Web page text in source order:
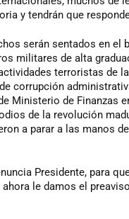
y tendrán que
serán sentados en
militares de alta
terroristas de
corrupción
Ministerio de Finanzas
de la revolución
a parar a las manos
Presidente, para
le damos el